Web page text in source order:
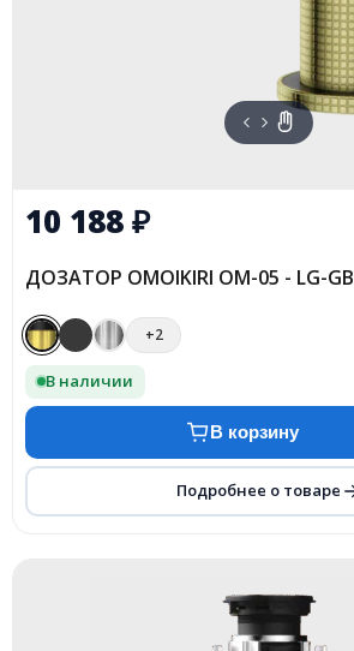
10 188₽
ДОЗАТОР OMOIKIRI OM-05 - LG-GB
+2
В наличии
В корзину
Подробнее о товаре